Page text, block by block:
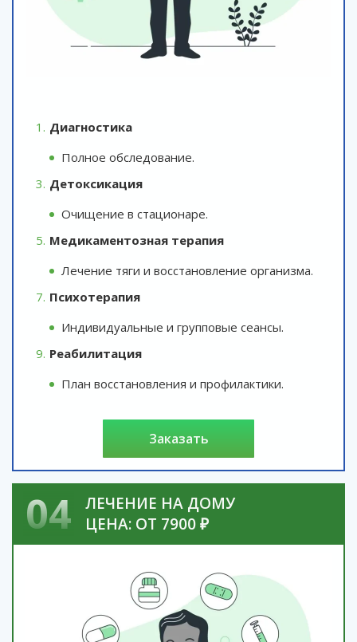
Диагностика
Полное обследование.
Детоксикация
Очищение в стационаре.
Медикаментозная терапия
Лечение тяги и восстановление организма.
Психотерапия
Индивидуальные и групповые сеансы.
Реабилитация
План восстановления и профилактики.
заказать
04
ЛЕЧЕНИЕ НА ДОМУ
ЦЕНА: ОТ 7900 ₽